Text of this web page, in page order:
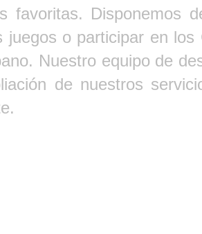
favoritas. Disponemos
juegos o participar en
Nuestro equipo de
de nuestros